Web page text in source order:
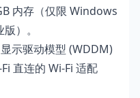
内存（仅限 Windows
）。
示驱动模型 (WDDM)
直连的 Wi-Fi 适配